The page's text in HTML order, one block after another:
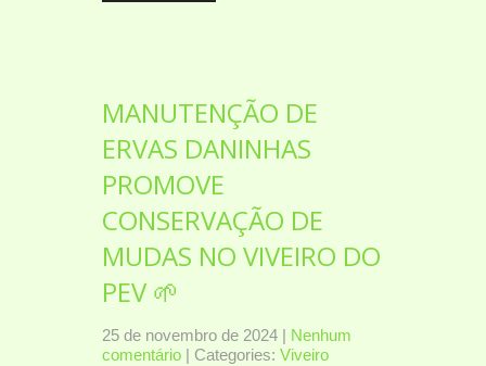
MANUTENÇÃO DE
ERVAS DANINHAS
PROMOVE
CONSERVAÇÃO DE
MUDAS NO VIVEIRO DO
PEV 🌱
25 de novembro de 2024 | Nenhum
comentário | Categories: Viveiro